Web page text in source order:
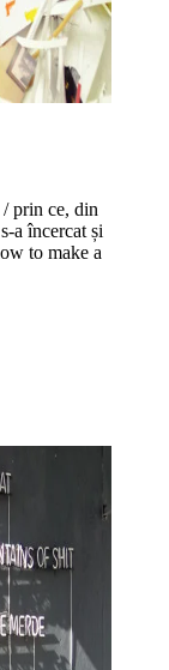
/ prin ce, din
a încercat și
to make a